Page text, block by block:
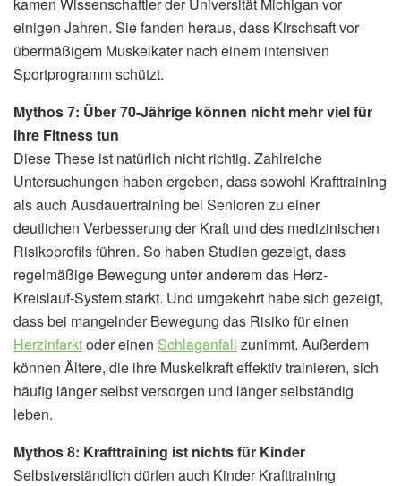
einigen Jahren. Sie fanden heraus, dass Kirschsaft vor
übermäßigem Muskelkater nach einem intensiven
Sportprogramm schützt.
Mythos 7: Über 70-Jährige können nicht mehr viel für
ihre Fitness tun
Diese These ist natürlich nicht richtig. Zahlreiche
Untersuchungen haben ergeben, dass sowohl Krafttraining
als auch Ausdauertraining bei Senioren zu einer
deutlichen Verbesserung der Kraft und des medizinischen
Risikoprofils führen. So haben Studien gezeigt, dass
regelmäßige Bewegung unter anderem das Herz-
Kreislauf-System stärkt. Und umgekehrt habe sich gezeigt,
dass bei mangelnder Bewegung das Risiko für einen
Herzinfarktoder einen Schlaganfall zunimmt. Außerdem
können Ältere, die ihre Muskelkraft effektiv trainieren, sich
häufig länger selbst versorgen und länger selbständig
leben.
Mythos 8: Krafttraining ist nichts für Kinder
Selbstverständlich dürfen auch Kinder Krafttraining